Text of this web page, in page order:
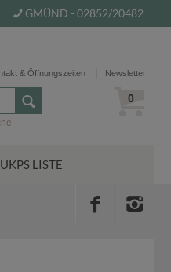
GMÜND - 02852/20482
& Öffnungszeiten Newsletter
0
LISTE